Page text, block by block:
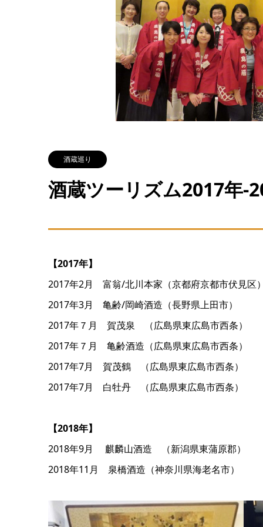
酒蔵巡り
酒蔵ツーリズム2017年-
【2017年】
2017年2月 富翁/北川本家（京都府京都市伏見区
2017年3月 亀齢/岡崎酒造（長野県上田市）
2017年７月 賀茂泉 （広島県東広島市西条）
2017年７月 亀齢酒造（広島県東広島市西条）
2017年7月 賀茂鶴 （広島県東広島市西条）
2017年7月 白牡丹 （広島県東広島市西条）
【2018年】
2018年9月 麒麟山酒造 （新潟県東蒲原郡）
2018年11月 泉橋酒造（神奈川県海老名市）